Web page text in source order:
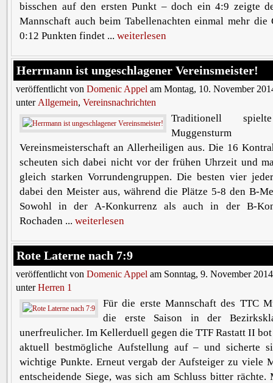
bisschen auf den ersten Punkt – doch ein 4:9 zeigte
Mannschaft auch beim Tabellenachten einmal mehr
0:12 Punkten findet ... weiterlesen
Herrmann ist ungeschlagener Vereinsmeister!
veröffentlicht von Domenic Appel am Montag, 10. November
unter Allgemein, Vereinsnachrichten
Traditionell
Vereinsmeisterschaft an Allerheiligen aus. Die 16
scheuten sich dabei nicht vor der frühen Uhrzeit und
gleich starken Vorrundengruppen. Die besten vier
dabei den Meister aus, während die Plätze 5-8 den B-
Sowohl in der A-Konkurrenz als auch in der B-
Rochaden ... weiterlesen
Rote Laterne nach 7:9
veröffentlicht von Domenic Appel am Sonntag, 9. November
unterHerren 1
Für die erste Mannschaft des TTC
die erste Saison in der
unerfreulicher. Im Kellerduell gegen die TTF Rastatt II bot
aktuell bestmögliche Aufstellung auf – und sicherte
wichtige Punkte. Erneut vergab der Aufsteiger zu viele
entscheidende Siege, was sich am Schluss bitter